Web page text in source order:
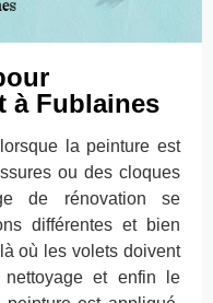
à Fublaines
la peinture est
ou des cloques
de rénovation se
différentes et bien
où les volets doivent
et enfin le